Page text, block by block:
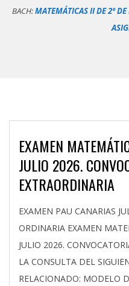
BACH:MATEMÁTICAS II DE 2º
EXAMEN
JULIO 2026.
EXTRAORDINARIA
2026-
07-
08
EXAMEN PAU CANARIAS
ORDINARIA EXAMEN
JULIO 2026.
LA CONSULTA DEL
RELACIONADO: MODELO